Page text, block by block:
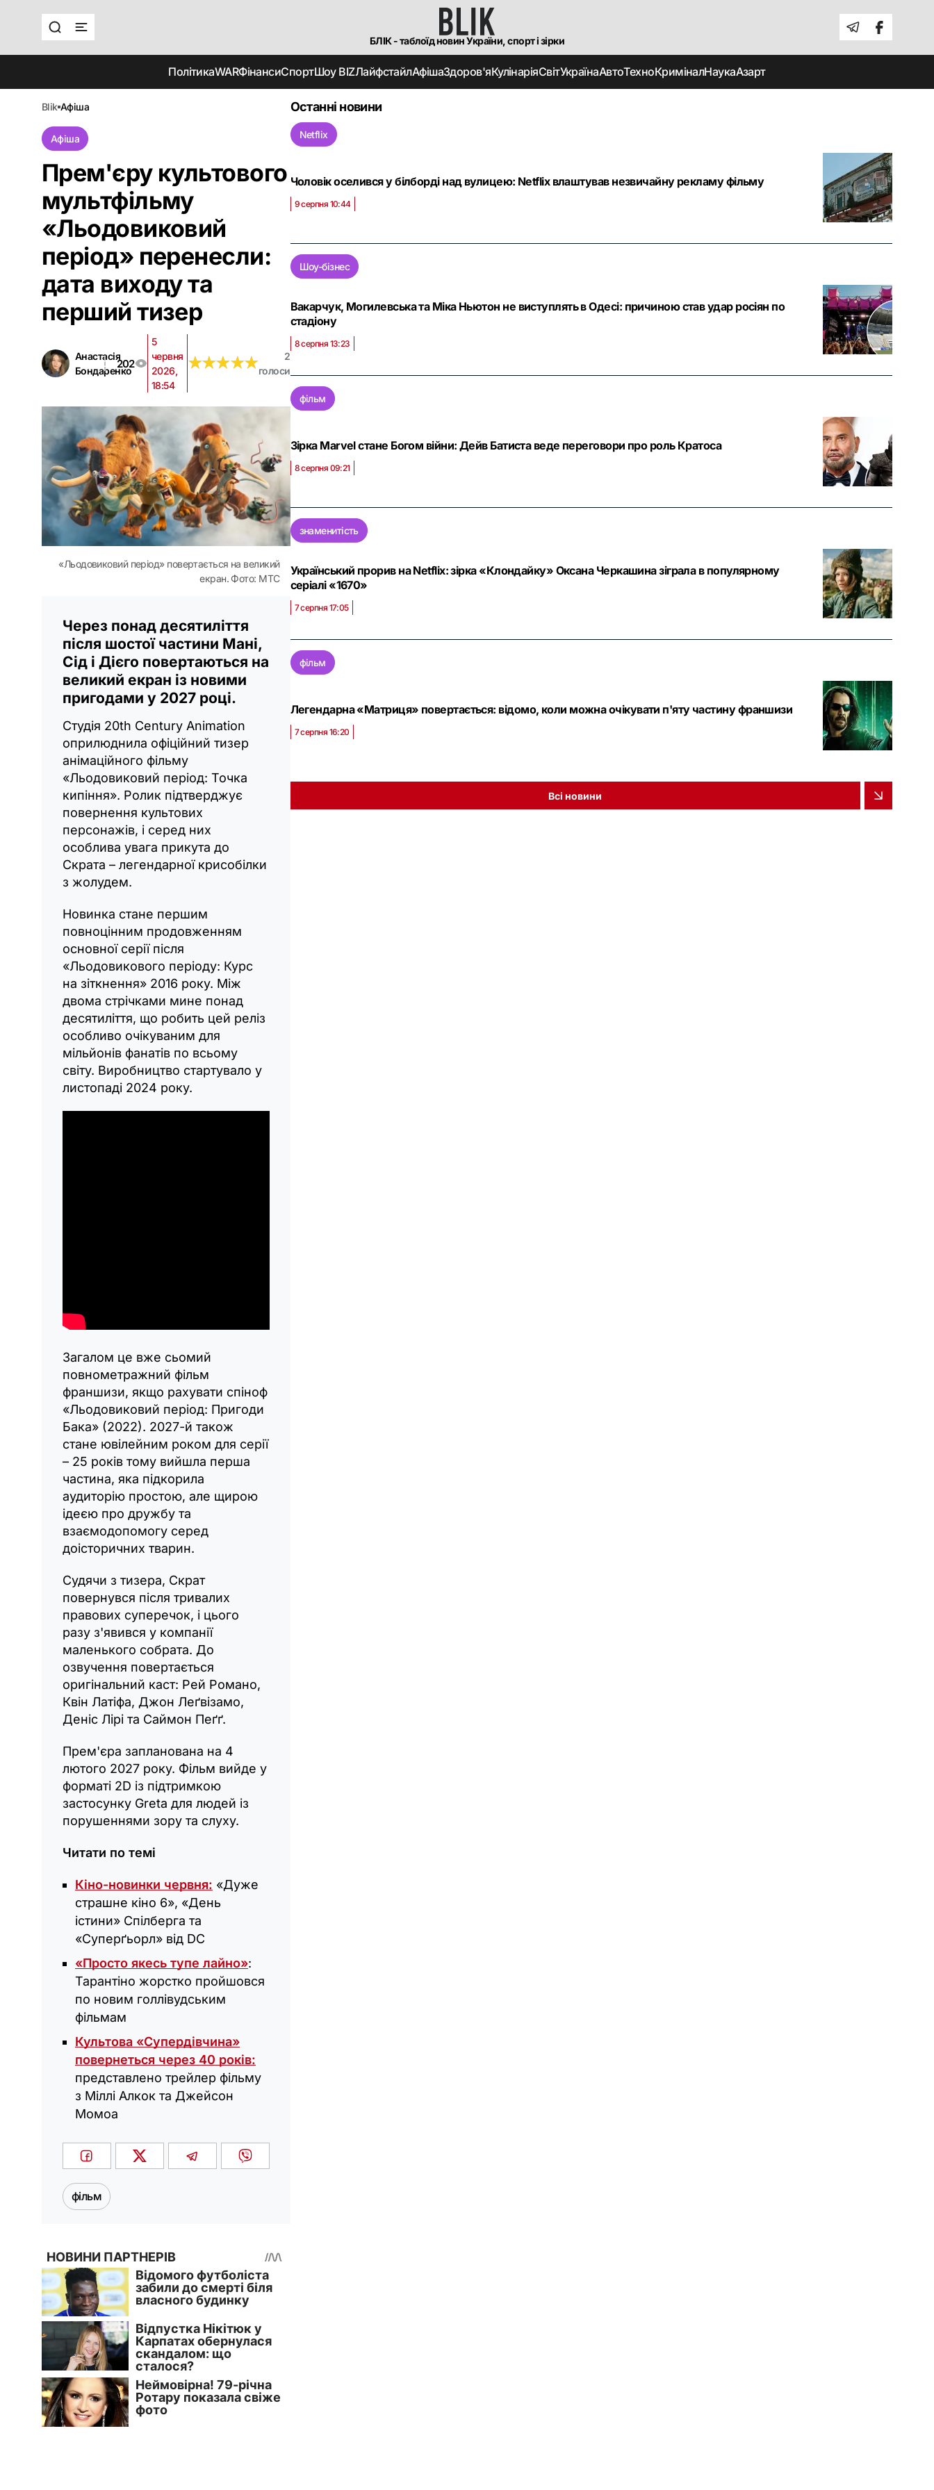
БЛІК - таблоїд новин України, спорт і зірки
ПолітикаWARФінансиСпортШоу BIZЛайфстайлАфішаЗдоров'яКулінаріяСвітУкраїнаАвтоТехноКриміналНаукаАзарт
blik афіша
Афіша
Прем'єру культового
мультфільму
«Льодовиковий
період» перенесли:
дата виходу та
перший тизер
Анастасія
Бондаренко
202
5
червня
2026,
18:54
★★★★★
★★★★★
2
голоси
«Льодовиковий період» повертається на великий
екран. Фото: МТС
Через понад десятиліття
після шостої частини Мані,
Сід і Дієго повертаються на
великий екран із новими
пригодами у 2027 році.
Студія 20th Century Animation
оприлюднила офіційний тизер
анімаційного фільму
«Льодовиковий період: Точка
кипіння». Ролик підтверджує
повернення культових
персонажів, і серед них
особлива увага прикута до
Скрата – легендарної крисобілки
з жолудем.
Новинка стане першим
повноцінним продовженням
основної серії після
«Льодовикового періоду: Курс
на зіткнення» 2016 року. Між
двома стрічками мине понад
десятиліття, що робить цей реліз
особливо очікуваним для
мільйонів фанатів по всьому
світу. Виробництво стартувало у
листопаді 2024 року.
Загалом це вже сьомий
повнометражний фільм
франшизи, якщо рахувати спіноф
«Льодовиковий період: Пригоди
Бака» (2022). 2027-й також
стане ювілейним роком для серії
– 25 років тому вийшла перша
частина, яка підкорила
аудиторію простою, але щирою
ідеєю про дружбу та
взаємодопомогу серед
доісторичних тварин.
Судячи з тизера, Скрат
повернувся після тривалих
правових суперечок, і цього
разу з'явився у компанії
маленького собрата. До
озвучення повертається
оригінальний каст: Рей Романо,
Квін Латіфа, Джон Леґвізамо,
Деніс Лірі та Саймон Пеґґ.
Прем'єра запланована на 4
лютого 2027 року. Фільм вийде у
форматі 2D із підтримкою
застосунку Greta для людей із
порушеннями зору та слуху.
Читати по темі
Кіно-новинки червня: «Дуже
страшне кіно 6», «День
істини» Спілберга та
«Суперґьорл» від DC
«Просто якесь тупе лайно»:
Тарантіно жорстко пройшовся
по новим голлівудським
фільмам
Культова «Супердівчина»
повернеться через 40 років:
представлено трейлер фільму
з Міллі Алкок та Джейсон
Момоа
фільм
Останні новини
Netflix
Чоловік оселився у білборді над вулицею: Netflix влаштував незвичайну рекламу фільму
9 серпня 10:44
Шоу-бізнес
Вакарчук, Могилевська та Міка Ньютон не виступлять в Одесі: причиною став удар росіян по
стадіону
8 серпня 13:23
фільм
Зірка Marvel стане Богом війни: Дейв Батиста веде переговори про роль Кратоса
8 серпня 09:21
знаменитість
Український прорив на Netflix: зірка «Клондайку» Оксана Черкашина зіграла в популярному
серіалі «1670»
7 серпня 17:05
фільм
Легендарна «Матриця» повертається: відомо, коли можна очікувати п'яту частину франшизи
7 серпня 16:20
Всі новини